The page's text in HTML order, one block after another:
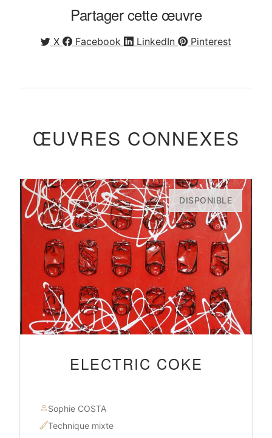
Partager cette œuvre
X Facebook LinkedIn Pinterest
ŒUVRES CONNEXES
DISPONIBLE
ELECTRIC COKE
Sophie COSTA
Technique mixte